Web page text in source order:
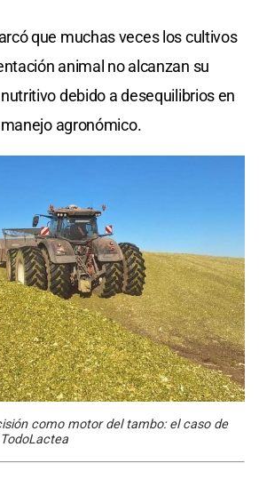
que muchas veces los cultivos
animal no alcanzan su
debido a desequilibrios en
agronómico.
como motor del tambo: el caso de